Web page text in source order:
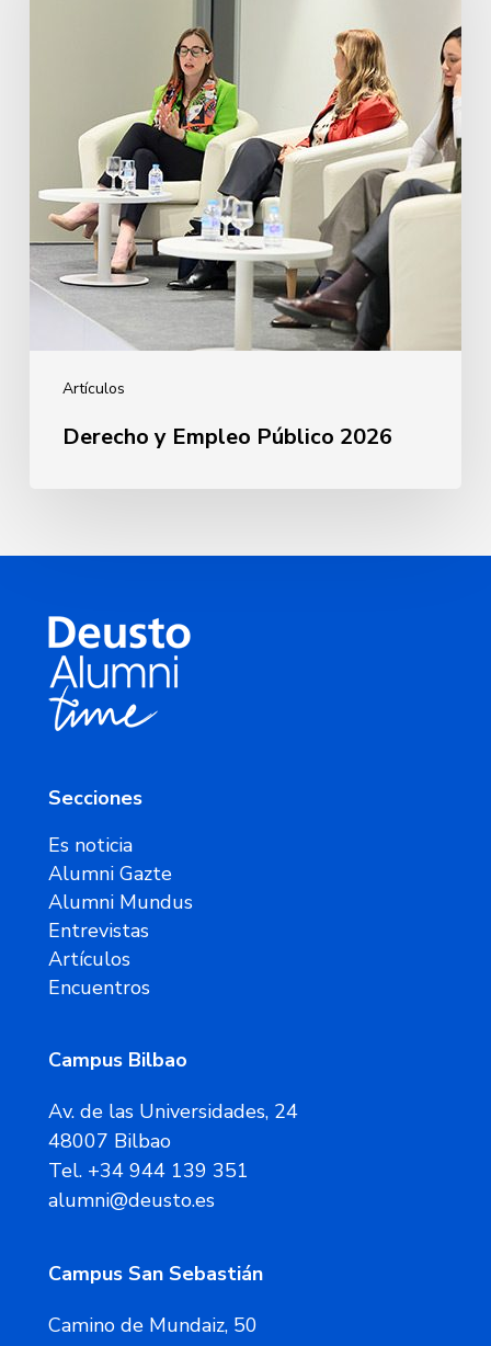
Artículos
Derecho y Empleo Público 2026
Secciones
Es noticia
Alumni Gazte
Alumni Mundus
Entrevistas
Artículos
Encuentros
Campus Bilbao
Av. de las Universidades, 24
48007 Bilbao
Tel. +34 944 139 351
alumni@deusto.es
Campus San Sebastián
Camino de Mundaiz, 50